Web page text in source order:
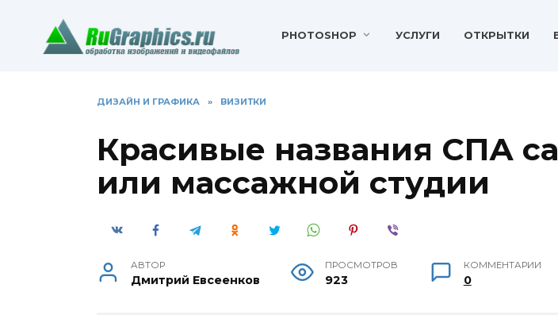
содержанию
PHOTOSHOP УСЛУГИ ОТКРЫТКИ
ДИЗАЙН И ГРАФИКА » ВИЗИТКИ
Красивые названия СПА
или массажной студии
АВТОР
Дмитрий Евсеенков
ПРОСМОТРОВ
923
КОММЕНТАРИИ
0